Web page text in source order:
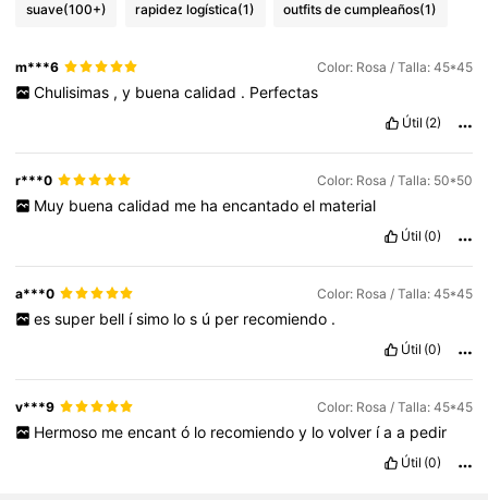
suave(100+) rapidez logística(1) outfits de cumpleaños(1)
m***6 Color: Rosa / Talla: 45*45
Chulisimas , y buena calidad . Perfectas
Útil (2)
r***0 Color: Rosa / Talla: 50*50
Muy buena calidad me ha encantado el material
Útil (0)
a***0 Color: Rosa / Talla: 45*45
es super bell ísimo lo s ú per recomiendo .
Útil (0)
v***9 Color: Rosa / Talla: 45*45
Hermoso me encant ó lo recomiendo y lo volver ía a pedir
Útil (0)